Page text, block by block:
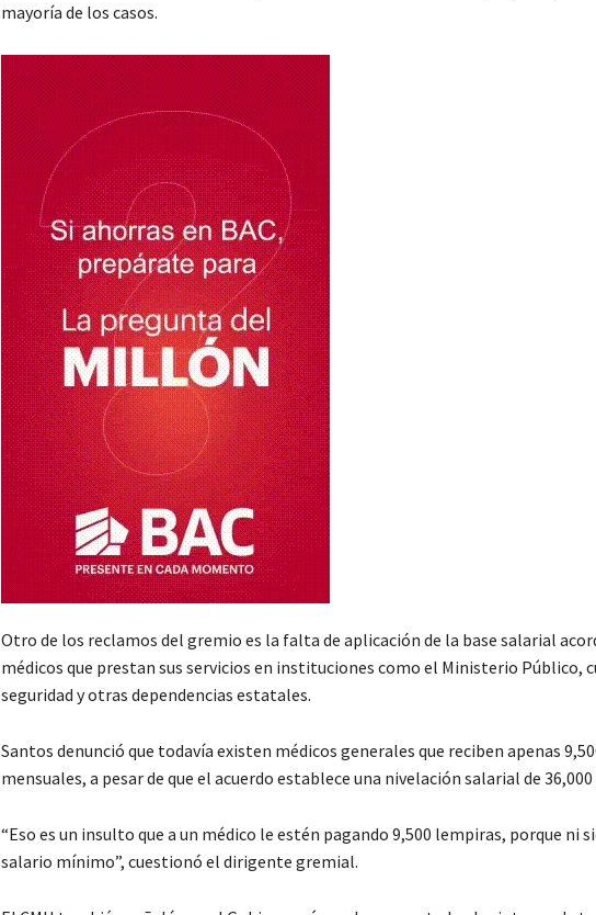
mayoría de los casos.
Otro de los reclamos del gremio es la falta de aplicación de la base salarial
médicos que prestan sus servicios en instituciones como el Ministerio Público,
seguridad y otras dependencias estatales.
Santos denunció que todavía existen médicos generales que reciben apenas
mensuales, a pesar de que el acuerdo establece una nivelación salarial de
“Eso es un insulto que a un médico le estén pagando 9,500 lempiras, porque ni
salario mínimo”, cuestionó el dirigente gremial.